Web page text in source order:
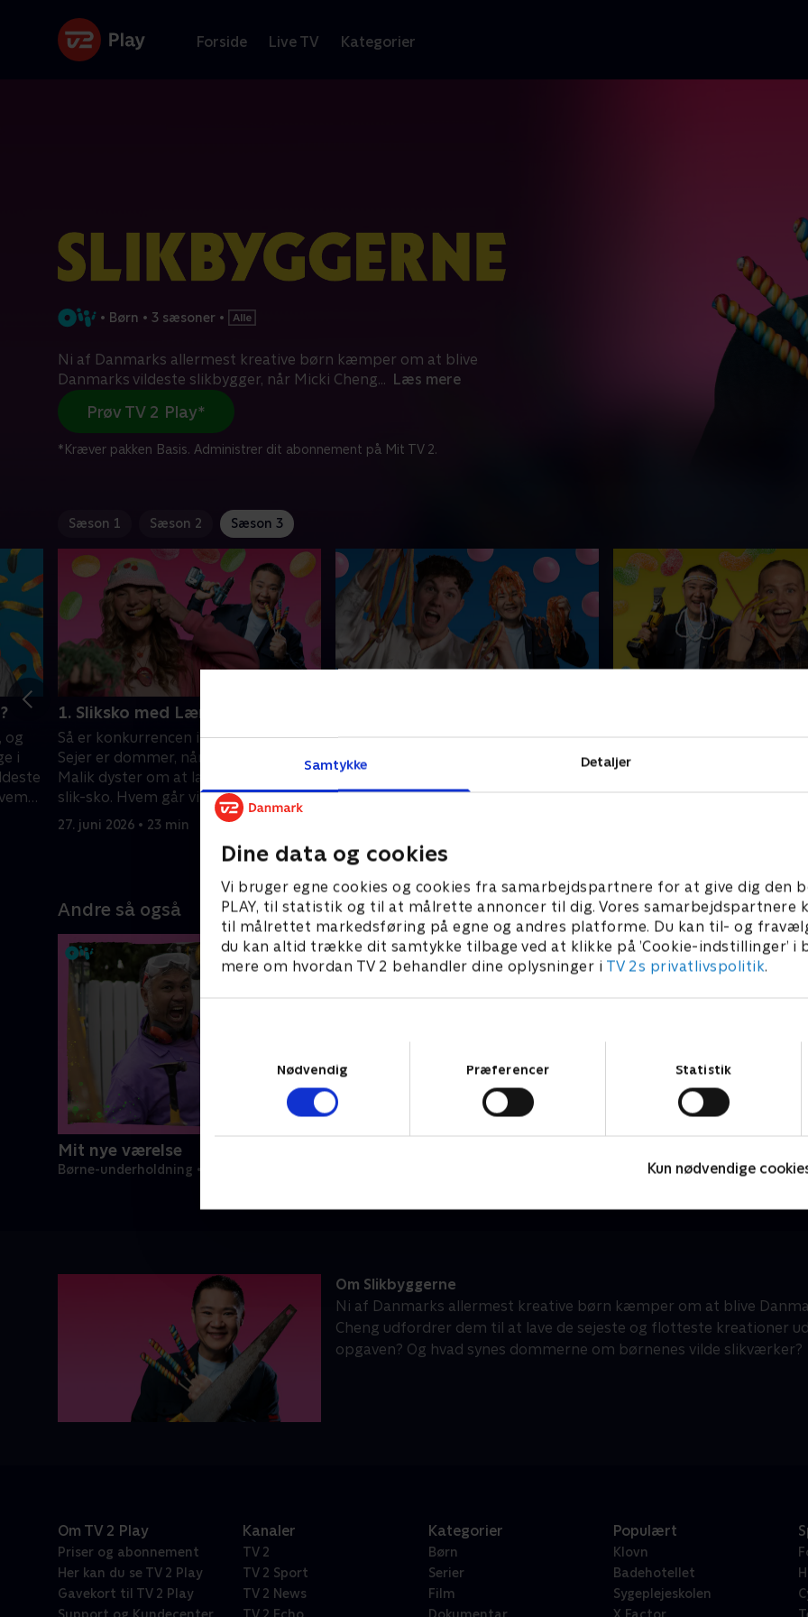
Samtykke Detaljer
Dine data og cookies
Vi bruger egne cookies og cookies fra samarbejdspartnere for at give dig den
PLAY, til statistik og til at målrette annoncer til dig. Vores samarbejdspartnere
til målrettet markedsføring på egne og andres platforme. Du kan til- og
du kan altid trække dit samtykke tilbage ved at klikke på ’Cookie-indstillinger’ i
mere om hvordan TV 2 behandler dine oplysninger i TV 2s privatlivspolitik.
Nødvendig
Præferencer Statistik
Kun nødvendige
Forside Live TV Kategorier
• Børn • 3 sæsoner •
Ni af Danmarks allermest kreative børn kæmper om at blive
Danmarks vildeste slikbygger, når Micki Cheng... Læs mere
Prøv TV 2 Play*
*Kræver pakken Basis. Administrer dit abonnement på Mit TV 2.
Sæson 1 Sæson 2 Sæson 3
og
i
1. Sliksko med Lærke Sejer
Så er konkurrencen i gang. Lærke
Sejer er dommer, når Silja, Vigga og
Malik dyster om at lave de flotteste
slik-sko. Hvem går videre?
27. juni 2026 • 23 min
Gaming i slik? Judex er dommer, når
Leopold, Maimari og Aleena forsøger
at løse den svære opgave. Hvem går
videre i dagens afsnit?
I dag går turen jorden rundt.
Filippa og Lilly skal skabe
Andre så også
Mit nye værelse
Børne-underholdning • 5 sæsoner
Om Slikbyggerne
Ni af Danmarks allermest kreative børn kæmper om at blive
Cheng udfordrer dem til at lave de sejeste og flotteste kreationer
opgaven? Og hvad synes dommerne om børnenes vilde slikværker?
Om TV 2 Play
Priser og abonnement
Her kan du se TV 2 Play
Gavekort til TV 2 Play
Kanaler
TV 2
TV 2 Sport
TV 2 News
Kategorier
Børn
Serier
Film
Populært
Klovn
Badehotellet
Sygeplejeskolen